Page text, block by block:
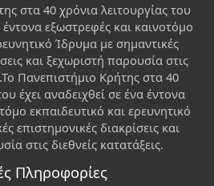
στα 40 χρόνια λειτουργίας του
έντονα εξωστρεφές και καινοτόμο
Ίδρυμα με σημαντικές
και ξεχωριστή παρουσία στις
Πανεπιστήμιο Κρήτης στα 40
έχει αναδειχθεί σε ένα έντονα
εκπαιδευτικό και ερευνητικό
επιστημονικές διακρίσεις και
στις διεθνείς κατατάξεις.
Πληροφορίες